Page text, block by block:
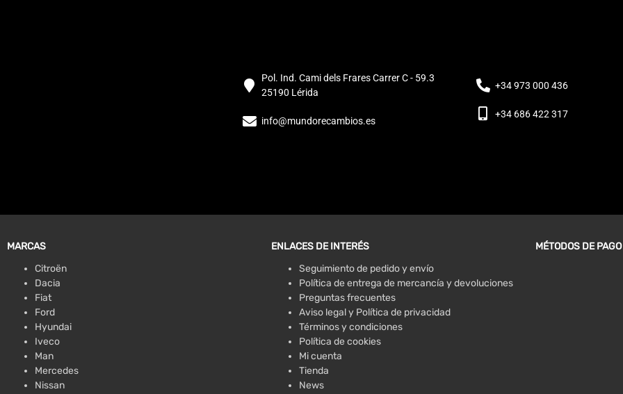
Pol. Ind. Cami dels Frares Carrer C - 59.3
25190 Lérida
info@mundorecambios.es
+34 973 000 436
+34 686 422 317
MARCAS
Citroën
Dacia
Fiat
Ford
Hyundai
Iveco
Man
Mercedes
Nissan
ENLACES DE INTERÉS
Seguimiento de pedido y envío
Política de entrega de mercancía y devoluciones
Preguntas frecuentes
Aviso legal y Política de privacidad
Términos y condiciones
Política de cookies
Mi cuenta
Tienda
News
MÉTODOS DE PAGO